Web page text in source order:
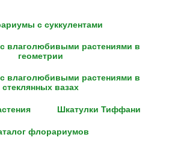
с суккулентами
влаголюбивыми растениями в
геометрии
влаголюбивыми растениями в
стеклянных вазах
Шкатулки Тиффани
флорариумов